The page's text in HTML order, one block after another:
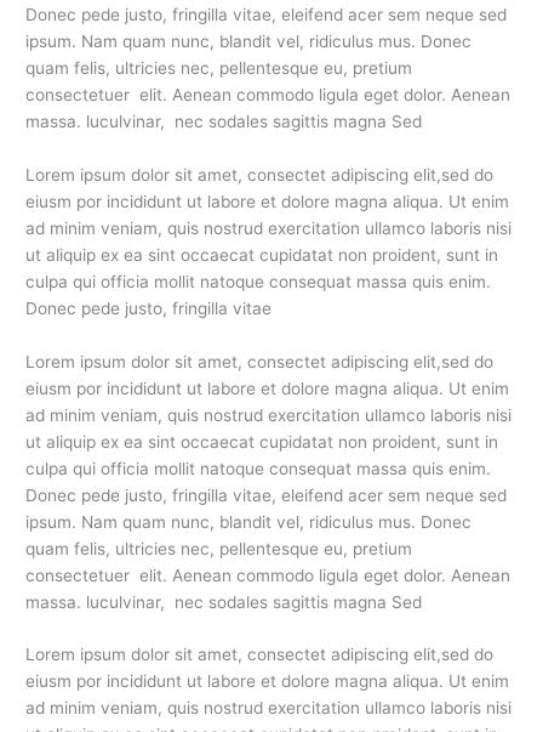
Donec pede justo, fringilla vitae, eleifend acer sem neque sed
ipsum. Nam quam nunc, blandit vel, ridiculus mus. Donec
quam felis, ultricies nec, pellentesque eu, pretium
consectetuer elit. Aenean commodo ligula eget dolor. Aenean
massa. luculvinar, nec sodales sagittis magna Sed
Lorem ipsum dolor sit amet, consectet adipiscing elit,sed do
eiusm por incididunt ut labore et dolore magna aliqua. Ut enim
ad minim veniam, quis nostrud exercitation ullamco laboris nisi
ut aliquip ex ea sint occaecat cupidatat non proident, sunt in
culpa qui officia mollit natoque consequat massa quis enim.
Donec pede justo, fringilla vitae
Lorem ipsum dolor sit amet, consectet adipiscing elit,sed do
eiusm por incididunt ut labore et dolore magna aliqua. Ut enim
ad minim veniam, quis nostrud exercitation ullamco laboris nisi
ut aliquip ex ea sint occaecat cupidatat non proident, sunt in
culpa qui officia mollit natoque consequat massa quis enim.
Donec pede justo, fringilla vitae, eleifend acer sem neque sed
ipsum. Nam quam nunc, blandit vel, ridiculus mus. Donec
quam felis, ultricies nec, pellentesque eu, pretium
consectetuer elit. Aenean commodo ligula eget dolor. Aenean
massa. luculvinar, nec sodales sagittis magna Sed
Lorem ipsum dolor sit amet, consectet adipiscing elit,sed do
eiusm por incididunt ut labore et dolore magna aliqua. Ut enim
ad minim veniam, quis nostrud exercitation ullamco laboris nisi